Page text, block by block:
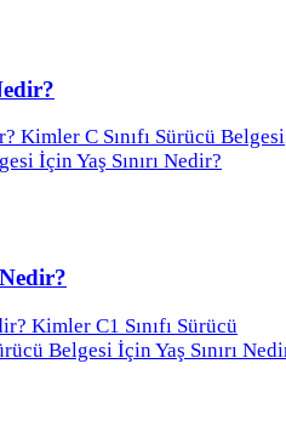
Kimler C Sınıfı Sürücü Belgesi
İçin Yaş Sınırı Nedir?
Kimler C1 Sınıfı Sürücü
Belgesi İçin Yaş Sınırı